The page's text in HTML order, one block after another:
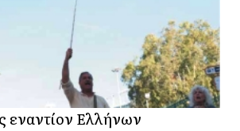
εναντίον Ελλήνων